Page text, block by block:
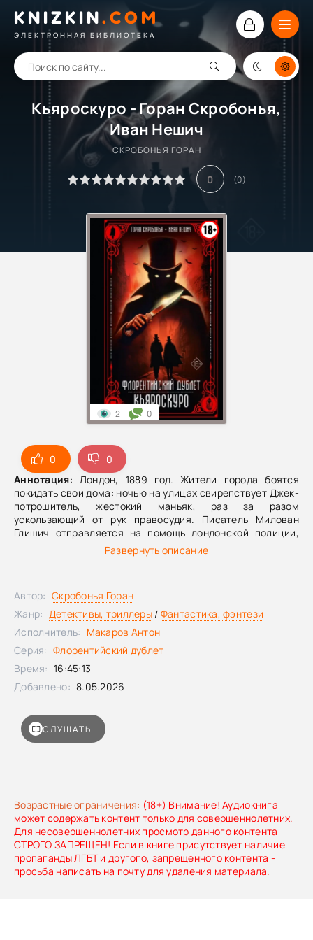
KNIZKIN.COM
ЭЛЕКТРОННАЯ БИБЛИОТЕКА
Кьяроскуро - Горан Скробонья,
Иван Нешич
СКРОБОНЬЯ ГОРАН
0 (0)
0
0
Аннотация: Лондон, 1889 год. Жители города боятся
покидать свои дома: ночью на улицах свирепствует Джек-
потрошитель, жестокий маньяк, раз за разом
ускользающий от рук правосудия. Писатель Милован
Глишич отправляется на помощь лондонской полиции,
однако истинная причина поездки иная: он должен
отыскать похищенную дочь сербского короля. По приказу
страницы из второй части Флорентийского дублета, и
британская секретная служба. Но чем больше тайн
вскрывается, тем сильнее Милован убеждается в одном:
за похищением принцессы стоит явно не человек…
Развернуть описание
Возрастные ограничения: (18+) Внимание! Аудиокнига
может содержать контент только для совершеннолетних.
Для несовершеннолетних просмотр данного контента
СТРОГО ЗАПРЕЩЕН! Если в книге присутствует наличие
пропаганды ЛГБТ и другого, запрещенного контента -
просьба написать на почту для удаления материала.
2 0
СЛУШАТЬ
Автор: Скробонья Горан
Жанр: Детективы, триллеры / Фантастика, фэнтези
Исполнитель: Макаров Антон
Серия: Флорентийский дублет
Время: 16:45:13
Добавлено: 8.05.2026